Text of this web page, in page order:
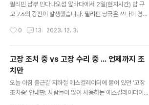
필리핀 남부 민다나오섬 앞바다에서 2일(현지시간) 밤 규
모 7.6의 강진이 발생했습니다. 필리핀 당국은 쓰나미 경보
37분에 지진이 발생했으며, 진원의 깊이는 32㎞로 파악
미가 몰아칠 것으로 예상했으며, 지진학자들은 쓰나미가 3
일 새벽 필리핀과 일본을 강타할 것으로 예상된다고 말했
습니다. 필리핀화산지진연구소는 쓰나미가 필리핀을 강타
할 수 있으며 수 시간 동안 계속될 수 있다고 전했습니다.
0 13 2023. 12. 3.
고장 조치 중 vs 고장 수리 중 ... 언제까지 조
치만
오늘 아침 출근길 지하철 에스컬레이터에 붙어 있던 '고장
조치중' 안내판. 사람들이 많이 사용하는 에스컬레이터이